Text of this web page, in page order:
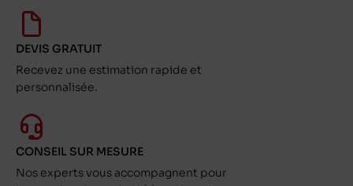
DEVIS GRATUIT
Recevez une estimation rapide et
personnalisée.
CONSEIL SUR MESURE
Nos experts vous accompagnent pour